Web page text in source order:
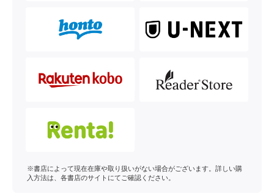
※書店によって現在在庫や取り扱いがない場合がございます。詳しい購
入方法は、各書店のサイトにてご確認ください。